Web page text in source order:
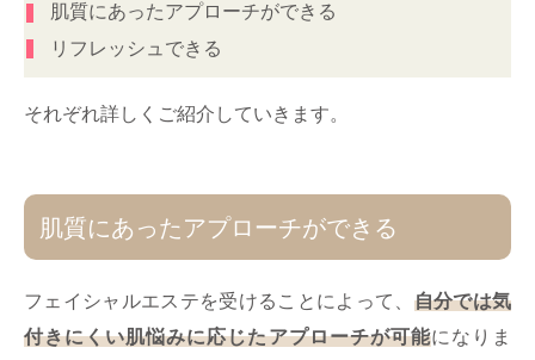
肌質にあったアプローチができる
リフレッシュできる
それぞれ詳しくご紹介していきます。
肌質にあったアプローチができる
フェイシャルエステを受けることによって、 自分では気
付きにくい肌悩みに応じたアプローチが可能になりま